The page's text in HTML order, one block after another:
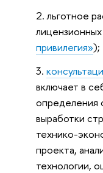
льготное
привилегия»);
включает в
определения
выработки
технико-
проекта,
технологии,